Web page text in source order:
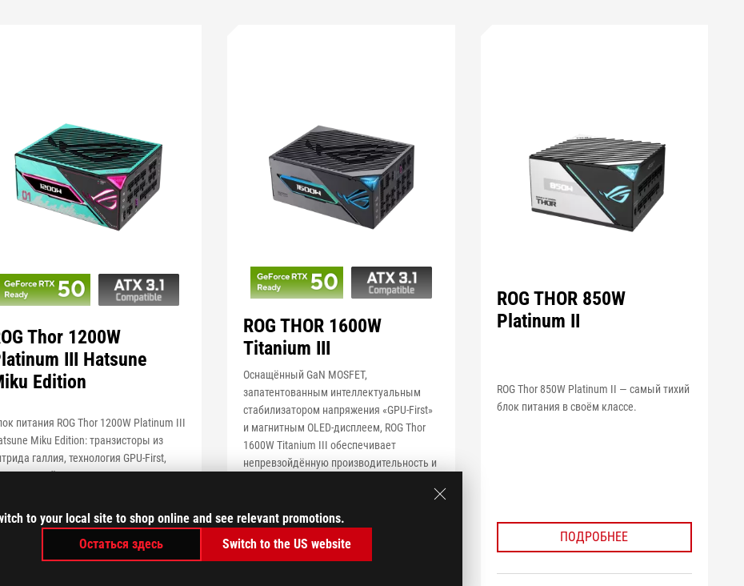
to your local site to shop online and see relevant promotions.
Остаться здесь
Switch to the US website
Thor 1200W
III Hatsune
Edition
питания ROG Thor 1200W Platinum III
Miku Edition: транзисторы из
галлия, технология GPU-First,
дисплей с магнитным креплением
ПОДРОБНЕЕ
ROG THOR 1600W
Titanium III
Оснащённый GaN MOSFET,
запатентованным интеллектуальным
стабилизатором напряжения «GPU-First»
и магнитным OLED-дисплеем, ROG Thor
1600W Titanium III обеспечивает
непревзойдённую производительность и
ПОКАЗАТЬ МЕНЬШЕ
ПОДРОБНЕЕ
ROG THOR 850W
Platinum II
ROG Thor 850W Platinum II — самый тихий
блок питания в своём классе.
ПОДРОБНЕЕ